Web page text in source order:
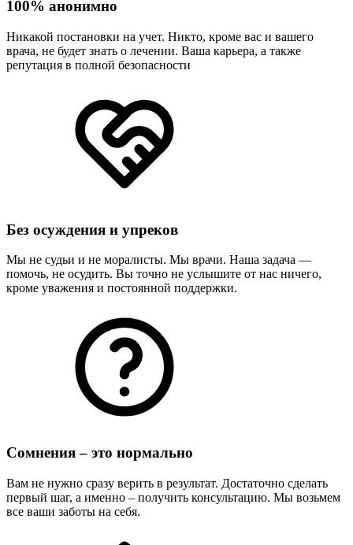
100% анонимно
Никакой постановки на учет. Никто, кроме вас и вашего
врача, не будет знать о лечении. Ваша карьера, а также
репутация в полной безопасности
Без осуждения и упреков
Мы не судьи и не моралисты. Мы врачи. Наша задача —
помочь, не осудить. Вы точно не услышите от нас ничего,
кроме уважения и постоянной поддержки.
Сомнения – это нормально
Вам не нужно сразу верить в результат. Достаточно сделать
первый шаг, а именно – получить консультацию. Мы возьмем
все ваши заботы на себя.